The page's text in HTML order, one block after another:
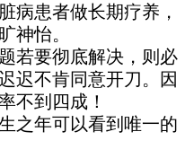
病患者做长期疗养，
神怡。
要彻底解决，则必
迟不肯同意开刀。因
不到四成！
年可以看到唯一的